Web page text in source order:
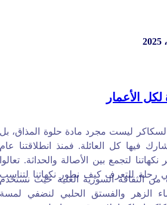
الأعمار
ليست مجرد مادة حلوة المذاق، بل
فيها كل العائلة. فمنذ انطلاقتنا عام
نكهاتنا لتجمع بين الأصالة والحداثة. تعالوا
رحلة للتعرف كيف نطور نكهاتنا لتناسب
من الثقافة السورية الغنية حيث نستخدم
الزهر والفستق الحلبي لنضفي لمسة